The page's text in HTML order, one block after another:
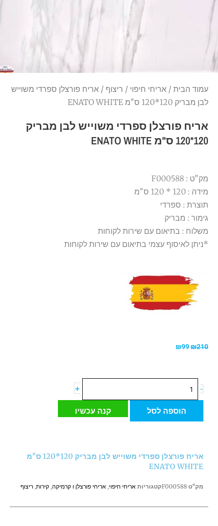
עמוד הבית / אריחי חיפוי / ריצוף / אריח פורצלן ספרדי משוייש
לבן מבריק 120*120 ס"מ ENATO WHITE
אריח פורצלן ספרדי משוייש לבן מבריק
120*120 ס"מ ENATO WHITE
מק"ט : F000588
מידה : 120 * 120 ס"מ
תוצרת : ספרדי
גימור : מבריק
משלוח : בתיאום עם שירות לקוחות
*ניתן לאיסוף עצמי בתיאום עם שירות לקוחות
₪210
המחיר
₪210.
₪99
המחיר
₪99.
-
של
פורצלן
מבריק
120*120
ENATO
+
הוספה לסל קנה עכשיו
אריח פורצלן ספרדי משוייש לבן מבריק 120*120 ס"מ
ENATO WHITE
מק"ט F000588קטגוריות אריחי חיפוי, אריחי פורצלן ו קרמיקה, קירות, ריצוף